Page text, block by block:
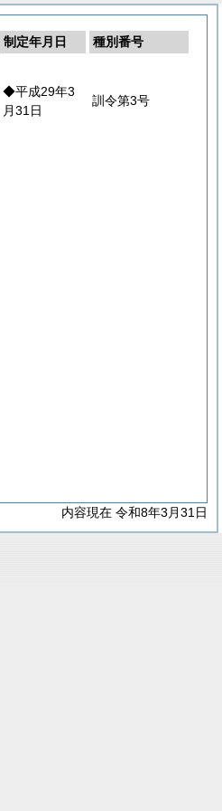
制定年月日
種別番号
◆平成29年3
月31日
訓令第3号
内容現在 令和8年3月31日